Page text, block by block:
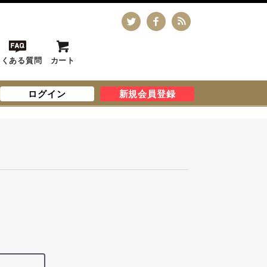
ある質問 カート
ログイン 新規会員登録